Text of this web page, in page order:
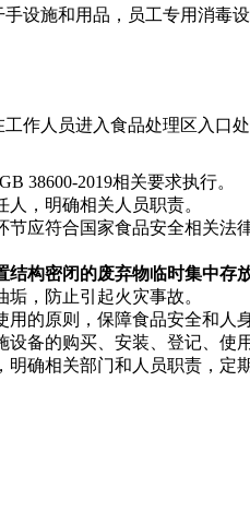
设施和用品，员工专用消毒
作人员进入食品处理区入口处
38600-2019相关要求执行。
，明确相关人员职责。
应符合国家食品安全相关法
构密闭的废弃物临时集中
，防止引起火灾事故。
的原则，保障食品安全和人身
备的购买、安装、登记、使
确相关部门和人员职责，